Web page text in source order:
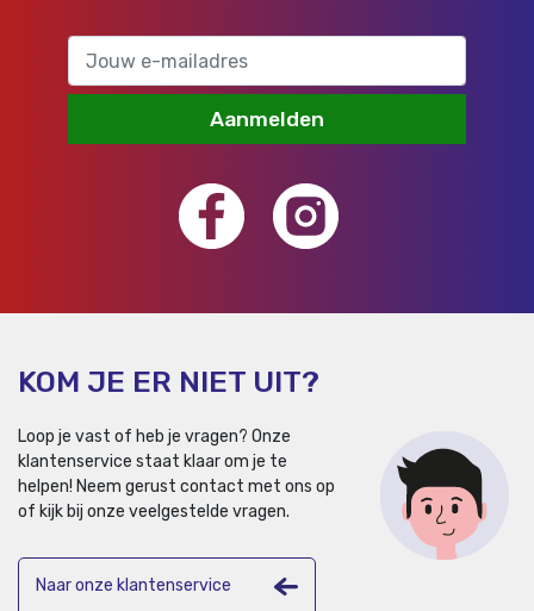
Aanmelden
KOM JE ER NIET UIT?
Loop je vast of heb je vragen? Onze
klantenservice staat klaar om je te
helpen! Neem gerust contact met ons op
of kijk bij onze veelgestelde vragen.
Naar onze klantenservice